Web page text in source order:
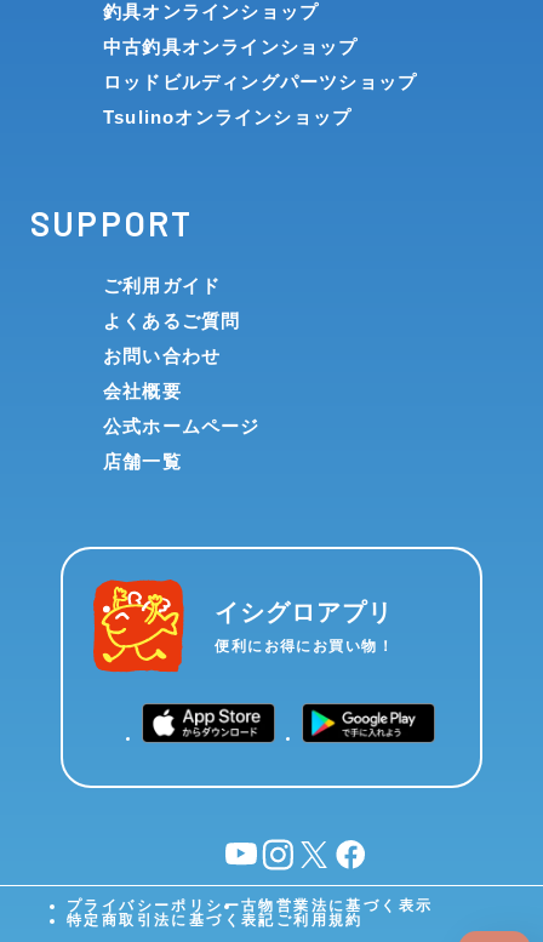
釣具オンラインショップ
中古釣具オンラインショップ
ロッドビルディングパーツショップ
Tsulinoオンラインショップ
SUPPORT
ご利用ガイド
よくあるご質問
お問い合わせ
会社概要
公式ホームページ
店舗一覧
イシグロアプリ
便利にお得にお買い物！
YouTubeinstagram
X facebook
プライバシーポリシー古物営業法に基づく表示
特定商取引法に基づく表記 ご利用規約